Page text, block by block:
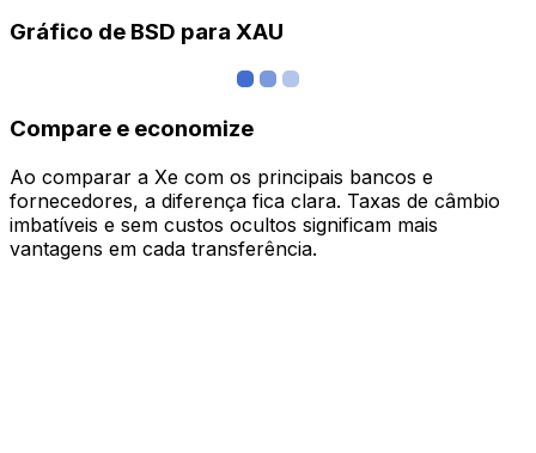
Gráfico de BSD para XAU
Compare e economize
Ao comparar a Xe com os principais bancos e
fornecedores, a diferença fica clara. Taxas de câmbio
imbatíveis e sem custos ocultos significam mais
vantagens em cada transferência.